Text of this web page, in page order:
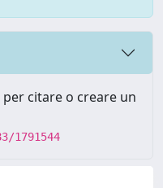
citare o creare un
1791544